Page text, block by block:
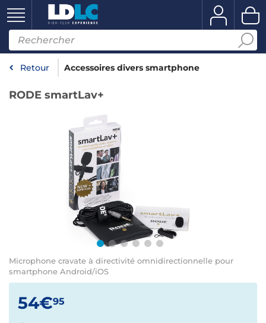
Retour Accessoires divers smartphone
RODE smartLav+
Microphone cravate à directivité omnidirectionnelle pour
smartphone Android/iOS
54€95